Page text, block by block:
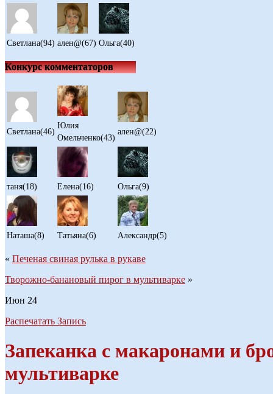
Светлана(94) ален@(67) Ольга(40)
Конкурс комментаторов
Светлана(46)
Юлия
Омельченко(43)
ален@(22)
таня(18) Елена(16) Ольга(9)
Наташа(8) Татьяна(6) Александр(5)
« Печеная свиная рулька в рукаве
Творожно-банановый пирог в мультиварке »
Июн 24
Распечатать Запись
Запеканка с макаронами и
мультиварке